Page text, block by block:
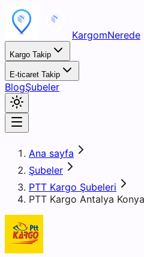
KargomNerede
Kargo Takip
E-ticaret Takip
BlogŞubeler
Ana sayfa
Şubeler
PTT Kargo Şubeleri
PTT Kargo Antalya